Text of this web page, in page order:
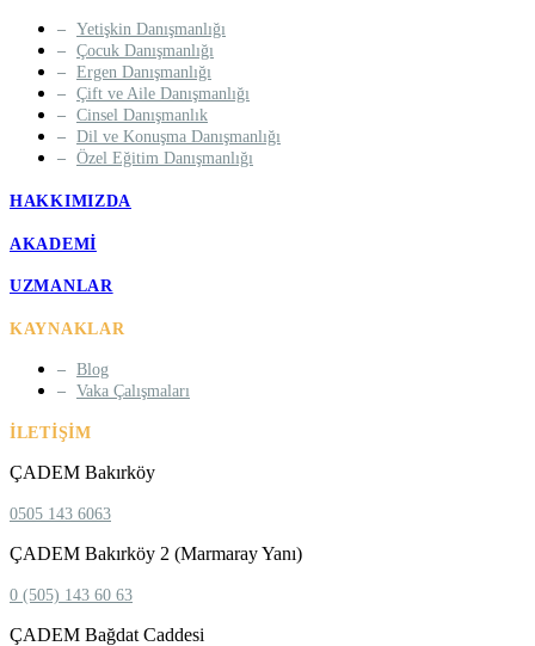
Yetişkin Danışmanlığı
Çocuk Danışmanlığı
Ergen Danışmanlığı
Çift ve Aile Danışmanlığı
Cinsel Danışmanlık
Dil ve Konuşma Danışmanlığı
Özel Eğitim Danışmanlığı
HAKKIMIZDA
AKADEMI
UZMANLAR
KAYNAKLAR
Blog
Vaka Çalışmaları
İLETIŞIM
ÇADEM Bakırköy
0505 143 6063
ÇADEM Bakırköy 2 (Marmaray Yanı)
0 (505) 143 60 63
ÇADEM Bağdat Caddesi